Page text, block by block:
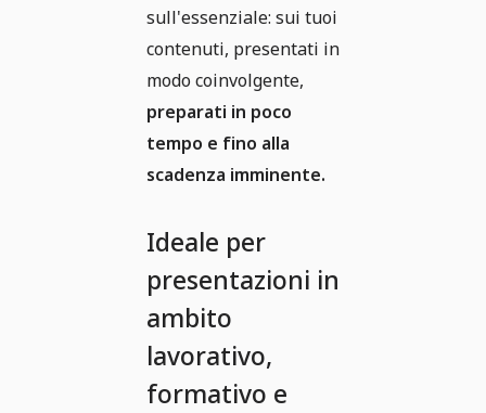
sull'essenziale: sui tuoi
contenuti, presentati in
modo coinvolgente,
preparati in poco
tempo e fino alla
scadenza imminente.
Ideale per
presentazioni in
ambito
lavorativo,
formativo e